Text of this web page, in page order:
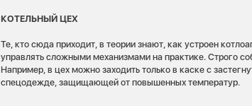
КОТЕЛЬНЫЙ ЦЕХ
Те, кто сюда приходит, в теории знают, как устроен
управлять сложными механизмами на практике. Строго
Например, в цех можно заходить только в каске с
спецодежде, защищающей от повышенных температур.